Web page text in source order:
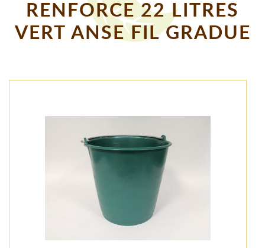
RENFORCE 22 LITRES
VERT ANSE FIL GRADUE